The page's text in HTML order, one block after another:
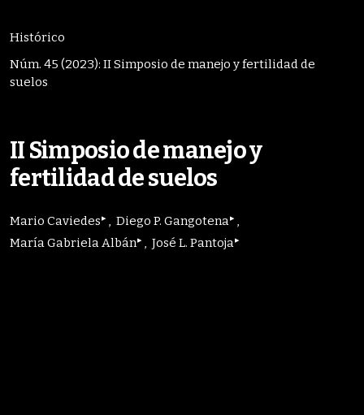
Histórico
Núm. 45 (2023): II Simposio de manejo y fertilidad de
suelos
II Simposio de manejo y
fertilidad de suelos
Mario Caviedes▸ Diego P. Gangotena▸
María Gabriela Albán▸ José L. Pantoja▸